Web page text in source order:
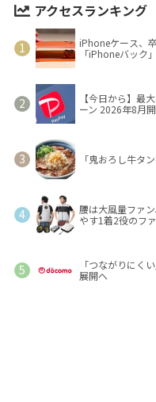
アクセスランキング
iPhoneケース、
「iPhoneバック
【今日から】最
ーン 2026年8月
「鬼おろし牛タ
腰は大風量ファ
やす1着2役のフ
「つながりにく
展開へ